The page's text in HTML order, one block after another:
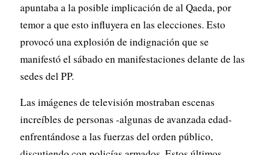
apuntaba a la posible implicación de al Qaeda, por
temor a que esto influyera en las elecciones. Esto
provocó una explosión de indignación que se
manifestó el sábado en manifestaciones delante de las
sedes del PP.
Las imágenes de televisión mostraban escenas
increíbles de personas -algunas de avanzada edad-
enfrentándose a las fuerzas del orden público,